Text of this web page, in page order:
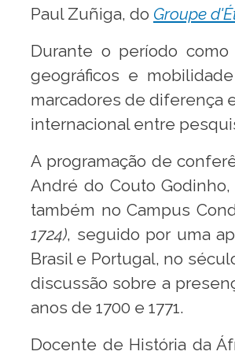
Paul Zuñiga, do Groupe
Durante o período
geográficos e
marcadores de diferença
internacional entre
A programação de
André do Couto
também no Campus
1724), seguido por uma
Brasil e Portugal, no
discussão sobre a
anos de 1700 e 1771.
Docente de História da